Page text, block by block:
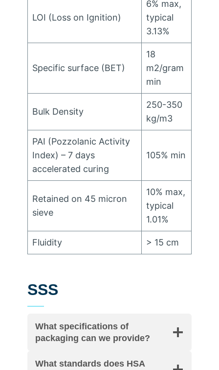
LOI (Loss on Ignition)
6% max,
typical
3.13%
Specific surface (BET)
18
m2/gram
min
Bulk Density
250-350
kg/m3
PAI (Pozzolanic Activity
Index) – 7 days
accelerated curing
105% min
Retained on 45 micron
sieve
10% max,
typical
1.01%
Fluidity > 15 cm
SSS
What specifications of
packaging can we provide?
What standards does HSA